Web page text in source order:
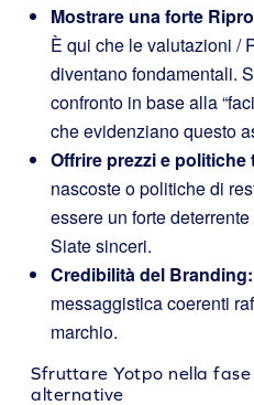
Mostrare una forte
È qui che le valutazioni /
diventano fondamentali.
confronto in base alla
che evidenziano questo
Offrire prezzi e politiche
nascoste o politiche di
essere un forte
Siate sinceri.
Credibilità del Branding:
messaggistica coerenti
marchio.
Sfruttare Yotpo nella
alternative